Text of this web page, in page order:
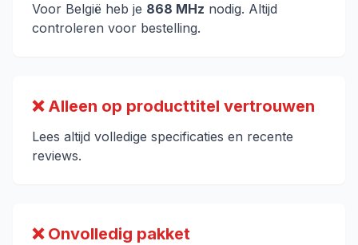
Voor België heb je 868 MHz nodig. Altijd
controleren voor bestelling.
❌ Alleen op producttitel vertrouwen
Lees altijd volledige specificaties en recente
reviews.
❌ Onvolledig pakket